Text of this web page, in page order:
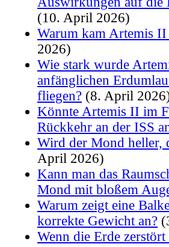
(10. April 2026)
Warum kam Artemis
2026)
Wie stark wurde
anfänglichen
fliegen? (8. April
Könnte Artemis II im
Rückkehr an der ISS
Wird der Mond heller,
April 2026)
Kann man das
Mond mit bloßem
Warum zeigt eine
korrekte Gewicht an?
Wenn die Erde